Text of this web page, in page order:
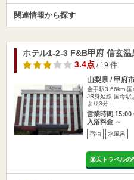
関連情報から探す
ホテル1-2-3 F&B甲府 信玄温
3.4点/ 19 件
山梨県 / 甲府
金手駅3.66km
JR身延線 国母駅
より3分…
営業時間 15:00
入浴料金 ～
宿泊 水風呂
楽天トラベルの